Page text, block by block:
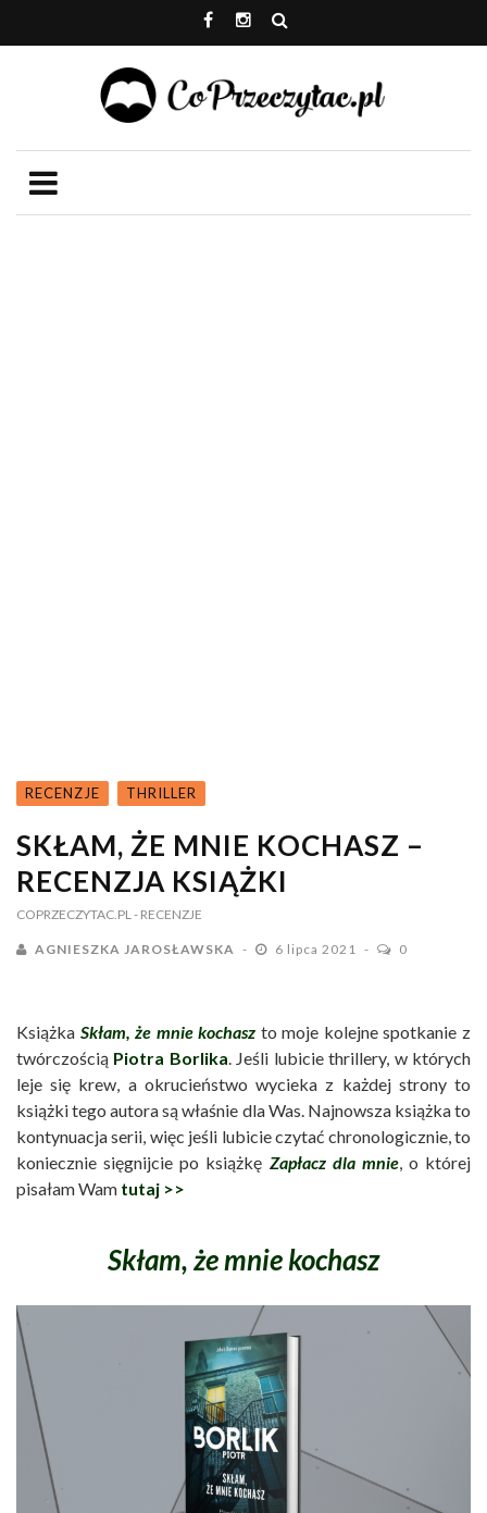
RECENZJE THRILLER
SKŁAM, ŻE MNIE KOCHASZ –
RECENZJA KSIĄŻKI
COPRZECZYTAC.PL - RECENZJE
AGNIESZKA JAROSŁAWSKA 6 lipca 2021 0
Książka Skłam, że mnie kochasz to moje kolejne spotkanie z
twórczością Piotra Borlika. Jeśli lubicie thrillery, w których
leje się krew, a okrucieństwo wycieka z każdej strony to
książki tego autora są właśnie dla Was. Najnowsza książka to
kontynuacja serii, więc jeśli lubicie czytać chronologicznie, to
koniecznie sięgnijcie po książkę Zapłacz dla mnie, o której
pisałam Wam tutaj >>
Skłam, że mnie kochasz